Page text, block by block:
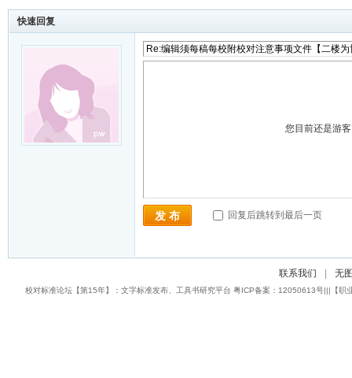
快速回复
您目前还是游
发 布 回复后跳转到最后一页
联系我们 无
校对标准论坛【第15年】：文字标准发布、工具书研究平台 粤ICP备案：12050613号|||【